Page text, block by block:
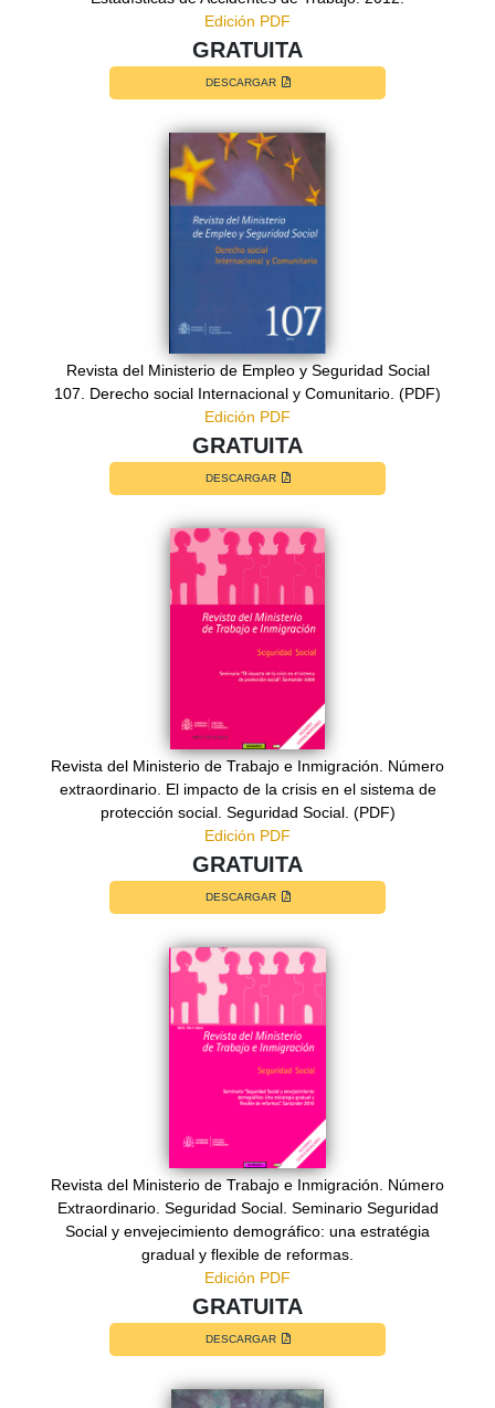
Edición PDF
GRATUITA
DESCARGAR
Revista del Ministerio de Empleo y Seguridad Social
107. Derecho social Internacional y Comunitario. (PDF)
Edición PDF
GRATUITA
DESCARGAR
Revista del Ministerio de Trabajo e Inmigración. Número
extraordinario. El impacto de la crisis en el sistema de
protección social. Seguridad Social. (PDF)
Edición PDF
GRATUITA
DESCARGAR
Revista del Ministerio de Trabajo e Inmigración. Número
Extraordinario. Seguridad Social. Seminario Seguridad
Social y envejecimiento demográfico: una estratégia
gradual y flexible de reformas.
Edición PDF
GRATUITA
DESCARGAR